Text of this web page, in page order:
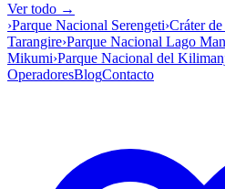
Ver todo →
›Parque Nacional Serengeti›Cráter
Tarangire›Parque Nacional Lago
Mikumi›Parque Nacional del
OperadoresBlogContacto